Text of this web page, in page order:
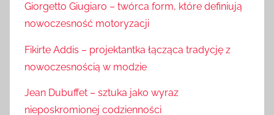
Giorgetto Giugiaro – twórca form, które definiują
nowoczesność motoryzacji
Fikirte Addis – projektantka łącząca tradycję z
nowoczesnością w modzie
Jean Dubuffet – sztuka jako wyraz
nieposkromionej codzienności